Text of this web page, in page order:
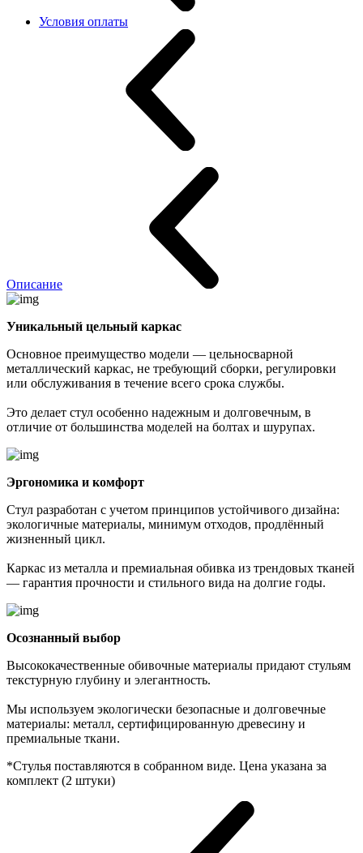
Условия оплаты
Описание
Уникальный цельный каркас
Основное преимущество модели — цельносварной
металлический каркас, не требующий сборки, регулировки
или обслуживания в течение всего срока службы.
Это делает стул особенно надежным и долговечным, в
отличие от большинства моделей на болтах и шурупах.
Эргономика и комфорт
Стул разработан с учетом принципов устойчивого дизайна:
экологичные материалы, минимум отходов, продлённый
жизненный цикл.
Каркас из металла и премиальная обивка из трендовых тканей
— гарантия прочности и стильного вида на долгие годы.
Осознанный выбор
Высококачественные обивочные материалы придают стульям
текстурную глубину и элегантность.
Мы используем экологически безопасные и долговечные
материалы: металл, сертифицированную древесину и
премиальные ткани.
*Стулья поставляются в собранном виде. Цена указана за
комплект (2 штуки)